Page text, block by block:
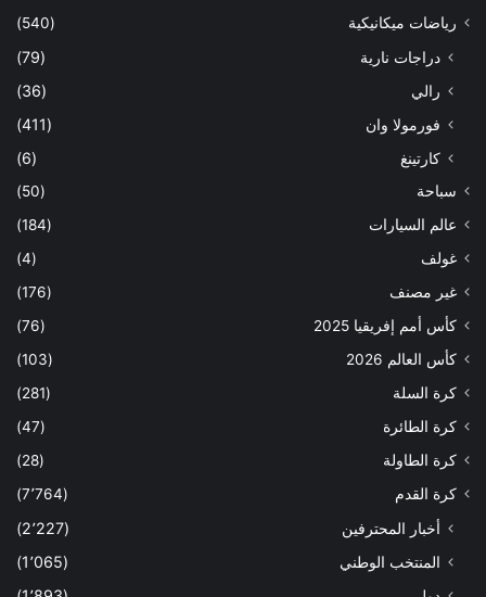
رياضات ميكانيكية
(540)
دراجات نارية
(79)
رالي
(36)
فورمولا وان
(411)
كارتينغ
(6)
سباحة
(50)
عالم السيارات
(184)
غولف
(4)
غير مصنف
(176)
كأس أمم إفريقيا 2025
(76)
كأس العالم 2026
(103)
كرة السلة
(281)
كرة الطائرة
(47)
كرة الطاولة
(28)
كرة القدم
(7٬764)
أخبار المحترفين
(2٬227)
المنتخب الوطني
(1٬065)